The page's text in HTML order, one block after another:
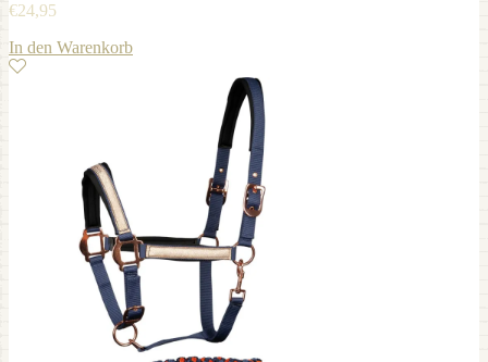
€24,95
In den Warenkorb